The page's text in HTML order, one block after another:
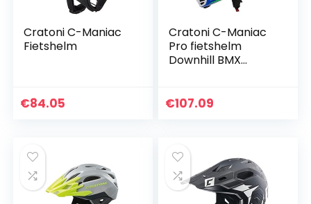
Cratoni C-Maniac
Fietshelm
€84.05
Cratoni C-Maniac
Pro fietshelm
Downhill BMX
mountainbikehelm
€107.09